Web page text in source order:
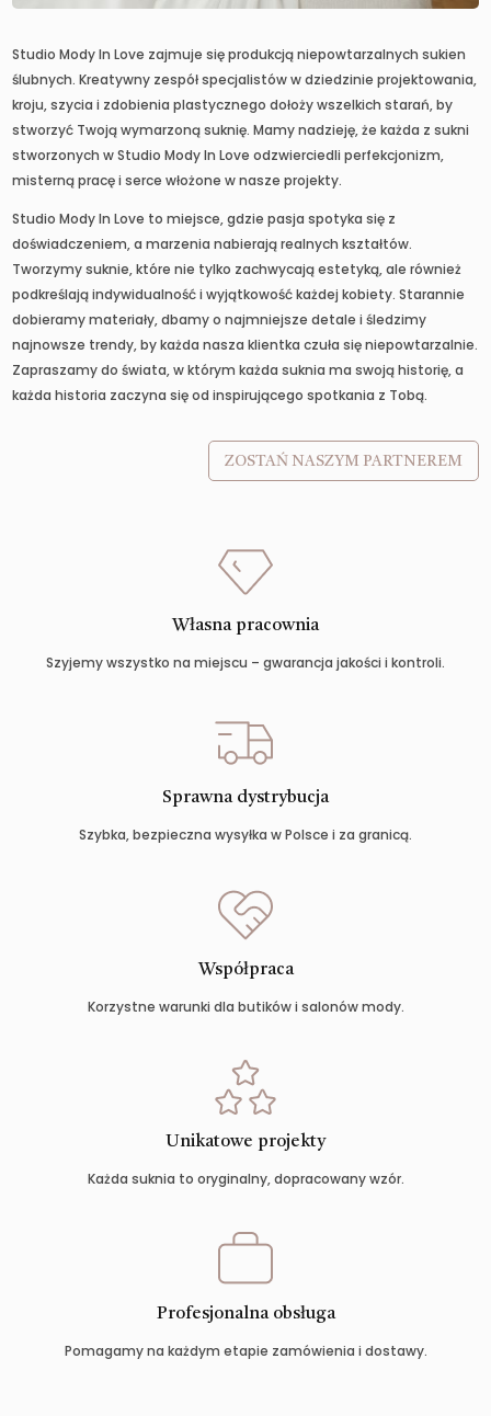
Studio Mody In Love zajmuje się produkcją niepowtarzalnych sukien
ślubnych. Kreatywny zespół specjalistów w dziedzinie projektowania,
kroju, szycia i zdobienia plastycznego dołoży wszelkich starań, by
stworzyć Twoją wymarzoną suknię. Mamy nadzieję, że każda z sukni
stworzonych w Studio Mody In Love odzwierciedli perfekcjonizm,
misterną pracę i serce włożone w nasze projekty.
Studio Mody In Love to miejsce, gdzie pasja spotyka się z
doświadczeniem, a marzenia nabierają realnych kształtów.
Tworzymy suknie, które nie tylko zachwycają estetyką, ale również
podkreślają indywidualność i wyjątkowość każdej kobiety. Starannie
dobieramy materiały, dbamy o najmniejsze detale i śledzimy
najnowsze trendy, by każda nasza klientka czuła się niepowtarzalnie.
Zapraszamy do świata, w którym każda suknia ma swoją historię, a
każda historia zaczyna się od inspirującego spotkania z Tobą.
ZOSTAŃ NASZYM PARTNEREM
Własna pracownia
Szyjemy wszystko na miejscu – gwarancja jakości i kontroli.
Sprawna dystrybucja
Szybka, bezpieczna wysyłka w Polsce i za granicą.
Współpraca
Korzystne warunki dla butików i salonów mody.
Unikatowe projekty
Każda suknia to oryginalny, dopracowany wzór.
Profesjonalna obsługa
Pomagamy na każdym etapie zamówienia i dostawy.